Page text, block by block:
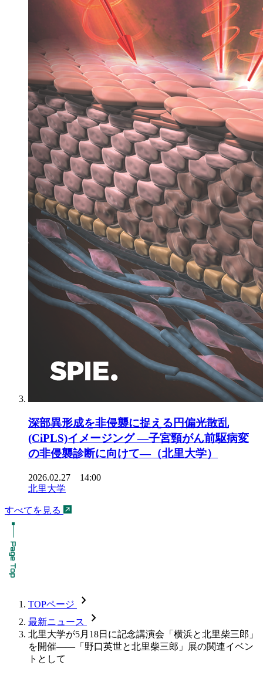
深部異形成を非侵襲に捉える円偏光散乱
(CiPLS)イメージング ―子宮頸がん前駆病変
の非侵襲診断に向けて―（北里大学）
2026.02.27 14:00
北里大学
すべてを見る
TOPページ chevron_forward
最新ニュース chevron_forward
北里大学が5月18日に記念講演会「横浜と北里柴三郎」
を開催――「野口英世と北里柴三郎」展の関連イベン
トとして